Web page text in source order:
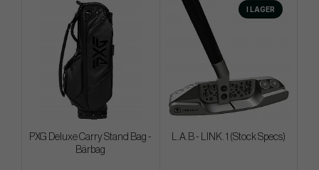
PXG Deluxe Carry Stand Bag -
Bärbag
I LAGER
L.A.B - LINK. 1 (Stock Specs)